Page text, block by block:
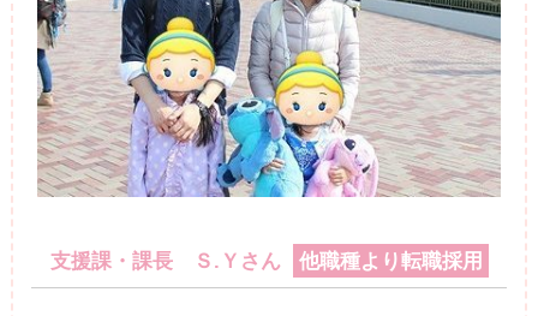
支援課・課長 Ｓ.Ｙさん 他職種より転職採用